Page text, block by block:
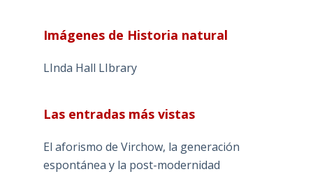
Imágenes de Historia natural
LInda Hall LIbrary
Las entradas más vistas
El aforismo de Virchow, la generación
espontánea y la post-modernidad